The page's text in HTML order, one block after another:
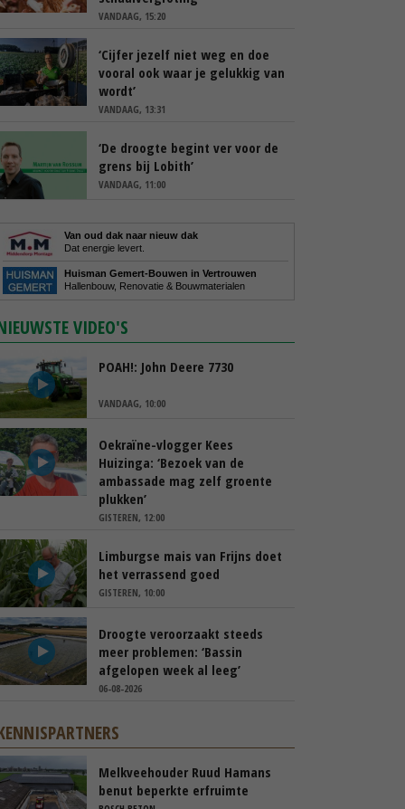
VANDAAG, 15:20
‘Cijfer jezelf niet weg en doe
vooral ook waar je gelukkig van
wordt’
VANDAAG, 13:31
‘De droogte begint ver voor de
grens bij Lobith’
VANDAAG, 11:00
Van oud dak naar nieuw dak
Dat energie levert.
Huisman Gemert-Bouwen in Vertrouwen
Hallenbouw, Renovatie & Bouwmaterialen
VIDEO'S
POAH!: John Deere 7730
VANDAAG, 10:00
Oekraïne-vlogger Kees
Huizinga: ‘Bezoek van de
ambassade mag zelf groente
plukken’
GISTEREN, 12:00
Limburgse mais van Frijns doet
het verrassend goed
GISTEREN, 10:00
Droogte veroorzaakt steeds
meer problemen: ‘Bassin
afgelopen week al leeg’
06-08-2026
Melkveehouder Ruud Hamans
benut beperkte erfruimte